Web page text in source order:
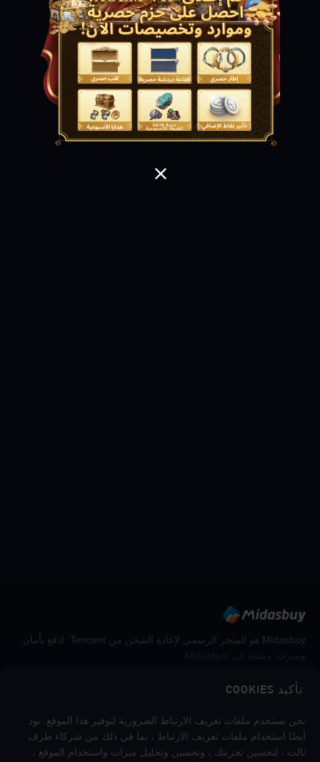
تأكيد COOKIES
نحن نستخدم ملفات تعريف الارتباط الضرورية لتوفير هذا الموقع. نود
أيضًا استخدام ملفات تعريف الارتباط ، بما في ذلك من شركاء طرف
ثالث ، لتحسين تجربتك ، وتحسين وتحليل ميزات واستخدام الموقع ،
Midasbuy هو المتجر الرسمي لإعادة الشحن من Tencent. ادفع بأمان